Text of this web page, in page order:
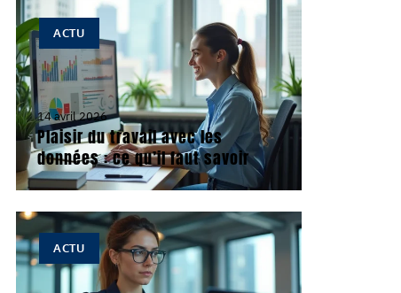
ACTU
14 avril 2026
Plaisir du travail avec les
données : ce qu’il faut savoir
ACTU